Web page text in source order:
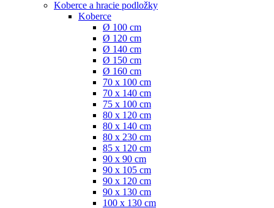
Koberce a hracie podložky
Koberce
Ø 100 cm
Ø 120 cm
Ø 140 cm
Ø 150 cm
Ø 160 cm
70 x 100 cm
70 x 140 cm
75 x 100 cm
80 x 120 cm
80 x 140 cm
80 x 230 cm
85 x 120 cm
90 x 90 cm
90 x 105 cm
90 x 120 cm
90 x 130 cm
100 x 130 cm